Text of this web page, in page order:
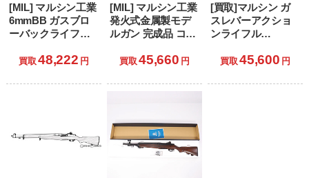
[MIL] マルシン工業
6mmBB ガスブロ
ーバックライフル
ルナットストック
専用)
買取 48,222 円
[MIL] マルシン工業
発火式金属製モデ
ルガン 完成品 コル
ルミカートリッジ
買取 45,660 円
[買取]マルシン ガ
スレバーアクショ
ンライフル
ゼロ シルバー (18
買取 45,600 円